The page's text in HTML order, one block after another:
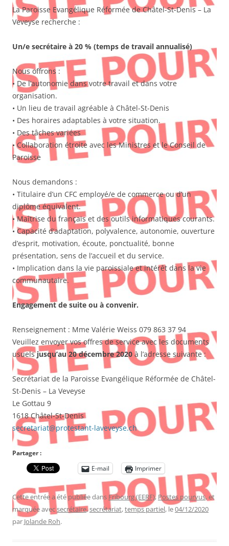
La Paroisse Evangélique Réformée de Châtel-St-Denis – La
Veveyse recherche :
Un/e secrétaire à 20 % (temps de travail annualisé)
Nous offrons :
• De l’autonomie dans votre travail et dans votre
organisation.
• Un lieu de travail agréable à Châtel-St-Denis
• Des horaires adaptables à votre situation.
• Des tâches variées
• Collaboration étroite avec les Ministres et le Conseil de
Paroisse
Nous demandons :
• Titulaire d’un CFC employé/e de commerce ou d’un
diplôme équivalent.
• Maîtrise du français et des outils informatiques courants.
• Capacité d’adaptation, polyvalence, autonomie, ouverture
d’esprit, motivation, écoute, ponctualité, bonne
présentation, sens de l’accueil et du service.
• Implication dans la vie paroissiale et intérêt dans la vie
communautaire.
Engagement de suite ou à convenir.
Renseignement : Mme Valérie Weiss 079 863 37 94
Veuillez envoyer vos offres de service avec les documents
usuelsjusqu’au 20 décembre 2020 à l’adresse suivante :
Secrétariat de la Paroisse Evangélique Réformée de Châtel-
St-Denis – La Veveyse
Le Gottau 9
1618 Châtel-St-Denis
secretariat@protestant-laveveyse.ch
Partager :
E-mail
Imprimer
Cette entrée a été publiée dans Fribourg (EERF), Postes pourvus, et
marquée avecsecrétaire,secrétariat,temps partiel, le04/12/2020
par Jolande Roh.